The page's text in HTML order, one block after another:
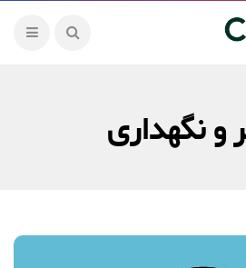
و نگهداری